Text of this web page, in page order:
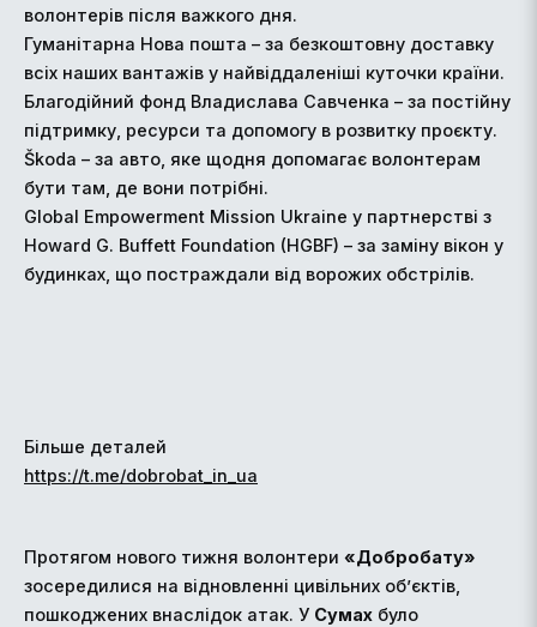
волонтерів після важкого дня.
Гуманітарна Нова пошта – за безкоштовну доставку
всіх наших вантажів у найвіддаленіші куточки країни.
Благодійний фонд Владислава Савченка – за постійну
підтримку, ресурси та допомогу в розвитку проєкту.
Škoda – за авто, яке щодня допомагає волонтерам
бути там, де вони потрібні.
Global Empowerment Mission Ukraine у партнерстві з
Howard G. Buffett Foundation (HGBF) – за заміну вікон у
будинках, що постраждали від ворожих обстрілів.
Більше деталей
https://t.me/dobrobat_in_ua
Протягом нового тижня волонтери «Добробату»
зосередилися на відновленні цивільних об’єктів,
пошкоджених внаслідок атак. У Сумах було